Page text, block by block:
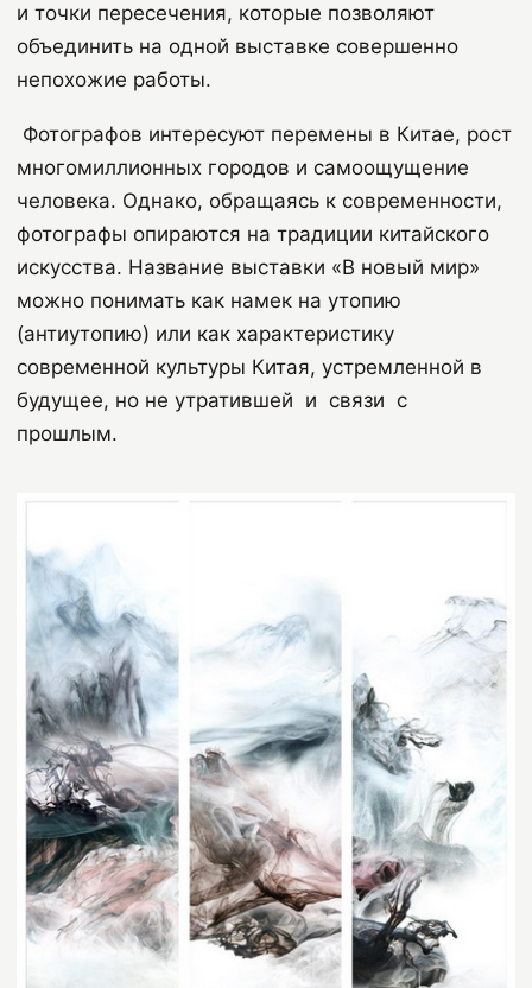
и точки пересечения, которые позволяют
объединить на одной выставке совершенно
непохожие работы.
Фотографов интересуют перемены в Китае, рост
многомиллионных городов и самоощущение
человека. Однако, обращаясь к современности,
фотографы опираются на традиции китайского
искусства. Название выставки «В новый мир»
можно понимать как намек на утопию
(антиутопию) или как характеристику
современной культуры Китая, устремленной в
будущее, но не утратившей и связи с
прошлым.